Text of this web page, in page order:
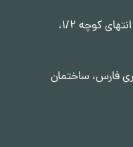
شیراز، بلوار آفرینش، خیابان جاوید، انتهای کوچه 1/2،
فارس، ساختمان